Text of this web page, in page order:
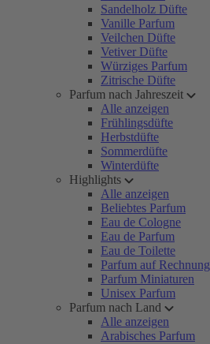
Sandelholz Düfte
Vanille Parfum
Veilchen Düfte
Vetiver Düfte
Würziges Parfum
Zitrische Düfte
Parfum nach Jahreszeit
Alle anzeigen
Frühlingsdüfte
Herbstdüfte
Sommerdüfte
Winterdüfte
Highlights
Alle anzeigen
Beliebtes Parfum
Eau de Cologne
Eau de Parfum
Eau de Toilette
Parfum auf Rechnung
Parfum Miniaturen
Unisex Parfum
Parfum nach Land
Alle anzeigen
Arabisches Parfum